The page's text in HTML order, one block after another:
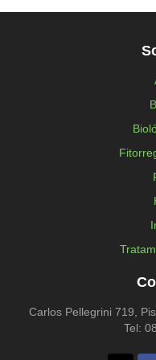
Carlos Pellegrini 719,
Tel: